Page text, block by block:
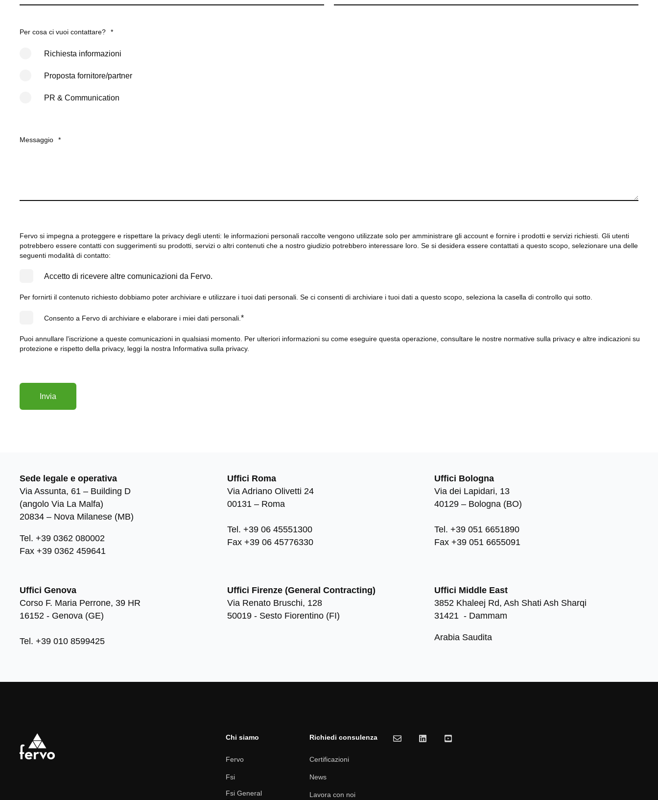
Per cosa ci vuoi contattare? *
Richiesta informazioni
Proposta fornitore/partner
PR & Communication
Messaggio *
Fervo si impegna a proteggere e rispettare la privacy degli utenti: le informazioni personali raccolte vengono utilizzate solo per amministrare gli account e fornire i prodotti e servizi richiesti. Gli utenti
potrebbero essere contatti con suggerimenti su prodotti, servizi o altri contenuti che a nostro giudizio potrebbero interessare loro. Se si desidera essere contattati a questo scopo, selezionare una delle
seguenti modalità di contatto:
Accetto di ricevere altre comunicazioni da Fervo.
Per fornirti il contenuto richiesto dobbiamo poter archiviare e utilizzare i tuoi dati personali. Se ci consenti di archiviare i tuoi dati a questo scopo, seleziona la casella di controllo qui sotto.
Consento a Fervo di archiviare e elaborare i miei dati personali. *
Puoi annullare l'iscrizione a queste comunicazioni in qualsiasi momento. Per ulteriori informazioni su come eseguire questa operazione, consultare le nostre normative sulla privacy e altre indicazioni su
protezione e rispetto della privacy, leggi la nostra Informativa sulla privacy.
Sede legale e operativa
Via Assunta, 61 – Building D
(angolo Via La Malfa)
20834 – Nova Milanese (MB)
Tel. +39 0362 080002
Fax +39 0362 459641
Uffici Roma
Via Adriano Olivetti 24
00131 – Roma
Tel. +39 06 45551300
Fax +39 06 45776330
Uffici Bologna
Via dei Lapidari, 13
40129 – Bologna (BO)
Tel. +39 051 6651890
Fax +39 051 6655091
Uffici Genova
Corso F. Maria Perrone, 39 HR
16152 - Genova (GE)
Tel. +39 010 8599425
Uffici Firenze (General Contracting)
Via Renato Bruschi, 128
50019 - Sesto Fiorentino (FI)
Uffici Middle East
3852 Khaleej Rd, Ash Shati Ash Sharqi
31421 - Dammam
Arabia Saudita
Chi siamo
Fervo
Fsi
Fsi General
Richiedi consulenza
Certificazioni
News
Lavora con noi